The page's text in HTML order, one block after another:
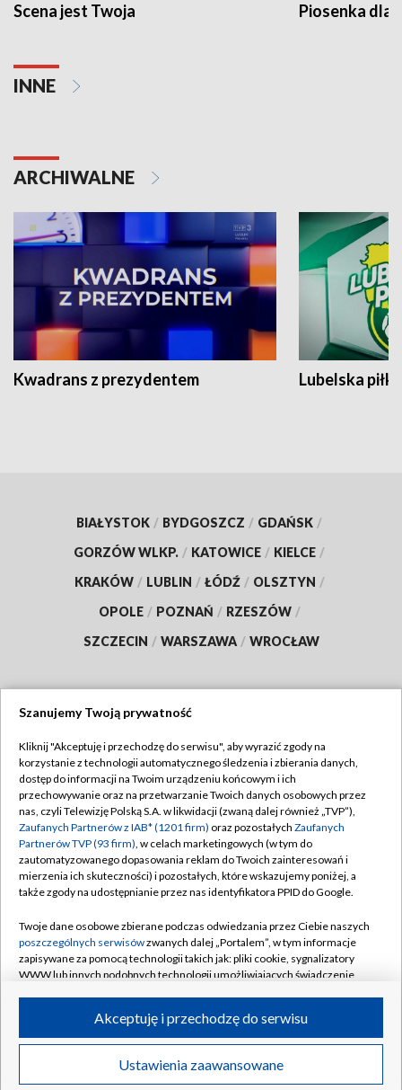
Scena jest Twoja Piosenka dla
INNE
ARCHIWALNE
Kwadrans z prezydentem Lubelska piłka
BIAŁYSTOK / BYDGOSZCZ / GDAŃSK /
GORZÓW WLKP. / KATOWICE / KIELCE /
KRAKÓW / LUBLIN / ŁÓDŹ / OLSZTYN /
OPOLE / POZNAŃ / RZESZÓW /
SZCZECIN / WARSZAWA / WROCŁAW
TVP
Abonament TVP
Emisja w TVP
Centrum informacji TVP
Naziemna Telewizja Cyfrowa
Rada Programowa
System NOS
Informacje o nadawcy
Program dla prasy
Ogłoszenie przetargowe
Regulamin TVP
Polityka prywatności
Moje zgody
Pomoc
Kontakt
Kanały
©2026 Telewizja Polska S.A. w likwidacji
Szanujemy Twoją prywatność
Kliknij "Akceptuję i przechodzę do serwisu", aby wyrazić zgody na
korzystanie z technologii automatycznego śledzenia i zbierania danych,
dostęp do informacji na Twoim urządzeniu końcowym i ich
przechowywanie oraz na przetwarzanie Twoich danych osobowych przez
nas, czyli Telewizję Polską S.A. w likwidacji (zwaną dalej również „TVP”),
Zaufanych Partnerów z IAB* (1201 firm) oraz pozostałych Zaufanych
Partnerów TVP (93 firm), w celach marketingowych (w tym do
zautomatyzowanego dopasowania reklam do Twoich zainteresowań i
mierzenia ich skuteczności) i pozostałych, które wskazujemy poniżej, a
także zgody na udostępnianie przez nas identyfikatora PPID do Google.
Twoje dane osobowe zbierane podczas odwiedzania przez Ciebie naszych
poszczególnych serwisówzwanych dalej „Portalem”, w tym informacje
zapisywane za pomocą technologii takich jak: pliki cookie, sygnalizatory
WWW lub innych podobnych technologii umożliwiających świadczenie
ruchu w Internecie.
Twoje dane osobowe zbierane podczas odwiedzania przez Ciebie
poszczególnych serwisówna Portalu, takie jak adresy IP, identyfikatory
Ustawienia zaawansowane
Akceptuję i przechodzę do serwisu